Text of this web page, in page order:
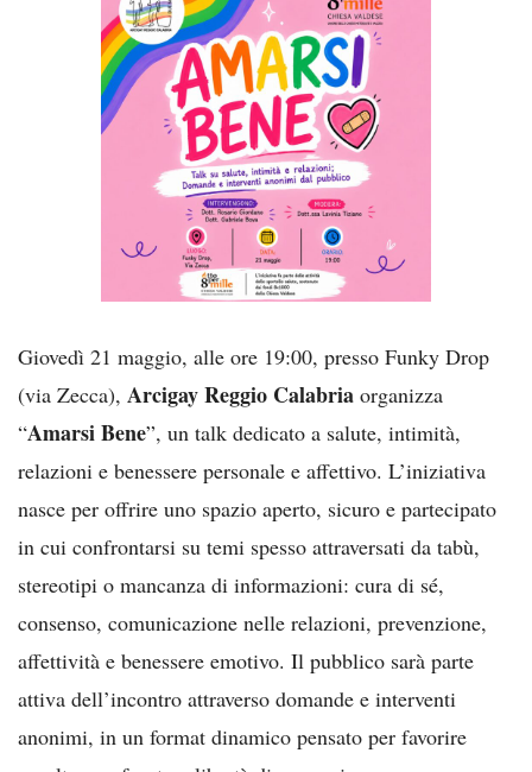
Giovedì 21 maggio, alle ore 19:00, presso Funky Drop
(via Zecca), Arcigay Reggio Calabria organizza
“Amarsi Bene”, un talk dedicato a salute, intimità,
relazioni e benessere personale e affettivo. L’iniziativa
nasce per offrire uno spazio aperto, sicuro e partecipato
in cui confrontarsi su temi spesso attraversati da tabù,
stereotipi o mancanza di informazioni: cura di sé,
consenso, comunicazione nelle relazioni, prevenzione,
affettività e benessere emotivo. Il pubblico sarà parte
attiva dell’incontro attraverso domande e interventi
anonimi, in un format dinamico pensato per favorire